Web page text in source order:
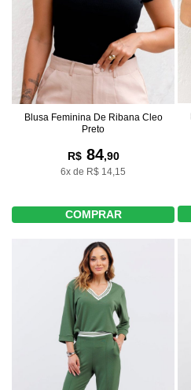
Blusa Feminina De Ribana Cleo
Preto
R$84,90
6x de R$ 14,15
COMPRAR